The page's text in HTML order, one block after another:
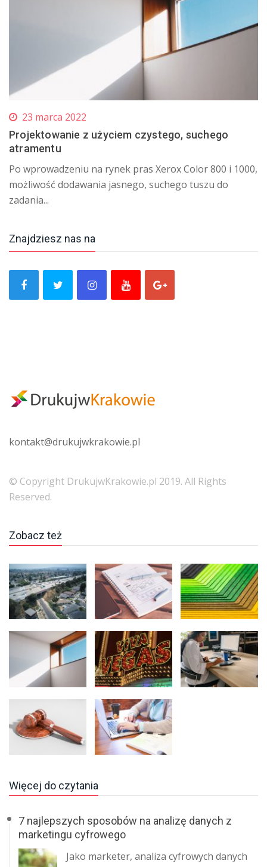
23 marca 2022
Projektowanie z użyciem czystego, suchego
atramentu
Po wprowadzeniu na rynek pras Xerox Color 800 i 1000,
możliwość dodawania jasnego, suchego tuszu do
zadania...
Znajdziesz nas na
kontakt@drukujwkrakowie.pl
© Copyright DrukujwKrakowie.pl 2019. All Rights
Reserved.
Zobacz też
Więcej do czytania
7 najlepszych sposobów na analizę danych z
marketingu cyfrowego
Jako marketer, analiza cyfrowych danych